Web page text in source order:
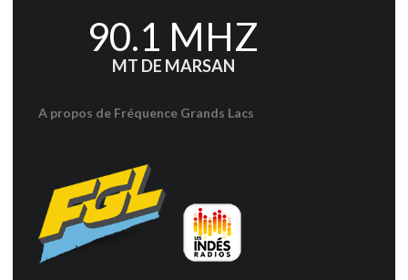
90.1 MHZ
MT DE MARSAN
A propos de Fréquence Grands Lacs